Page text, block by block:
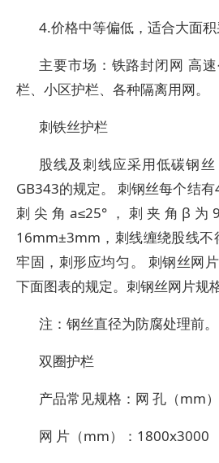
4.价格中等偏低，适合大面积
主要市场：铁路封闭网 高
栏、小区护栏、各种隔离用网。
刺铁丝护栏
股线及刺线应采用低碳钢
GB343的规定。 刺钢丝每个结有
刺尖角a≤25°，刺夹角β为
16mm±3mm，刺线缠绕股线不
牢固，刺形应均匀。 刺钢丝网
下面图表的规定。刺钢丝网片规
注：钢丝直径为防腐处理前。
双圈护栏
产品常见规格：网 孔（mm
网 片（mm）：1800x3000